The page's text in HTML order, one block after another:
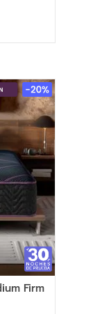
Firm